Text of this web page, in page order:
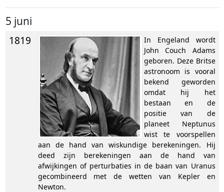
5 juni
1819
In Engeland wordt
John Couch Adams
geboren. Deze Britse
astronoom is vooral
bekend geworden
omdat hij het
bestaan en de
positie van de
planeet Neptunus
wist te voorspellen
aan de hand van wiskundige berekeningen. Hij
deed zijn berekeningen aan de hand van
afwijkingen of perturbaties in de baan van Uranus
gecombineerd met de wetten van Kepler en
Newton.